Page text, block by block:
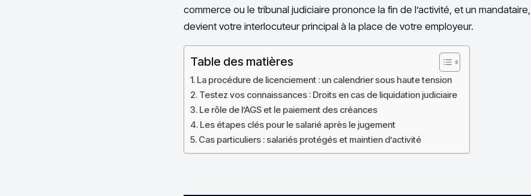
commerce ou le tribunal judiciaire prononce la fin de l’activité, et un
devient votre interlocuteur principal à la place de votre employeur.
Table des matières
La procédure de licenciement : un calendrier sous haute tension
Testez vos connaissances : Droits en cas de liquidation judiciaire
Le rôle de l’AGS et le paiement des créances
Les étapes clés pour le salarié après le jugement
Cas particuliers : salariés protégés et maintien d’activité